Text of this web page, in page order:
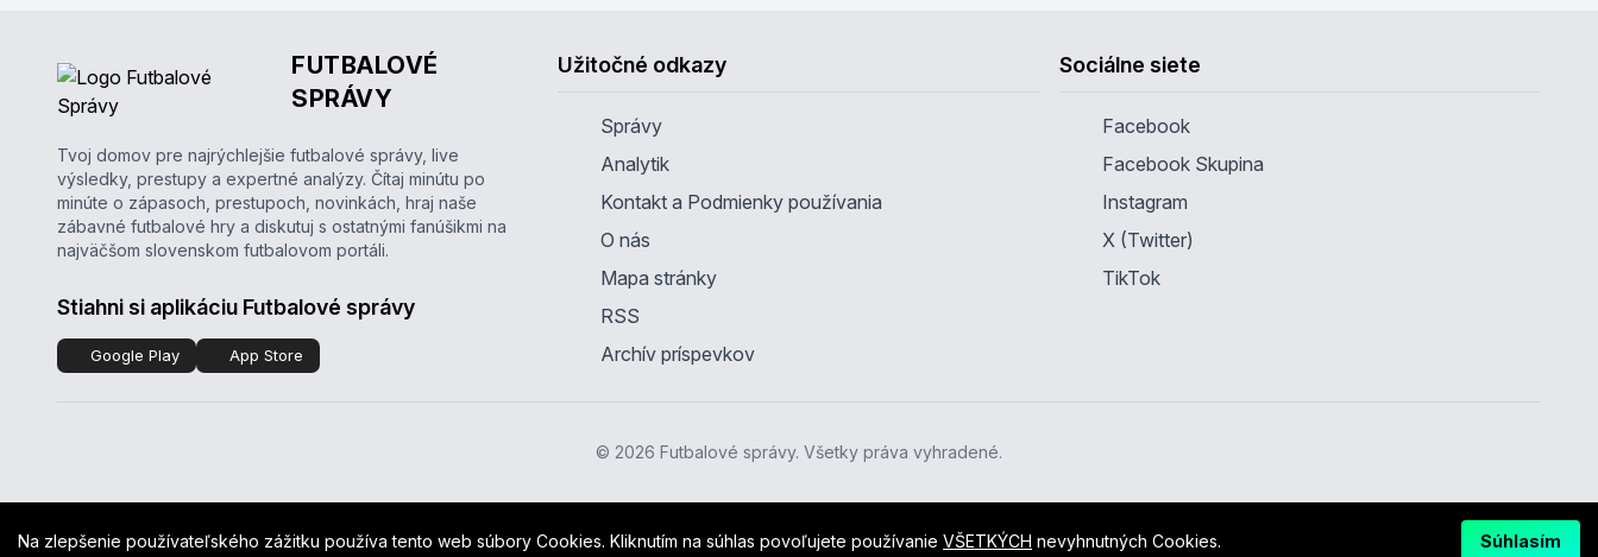
FUTBALOVÉ
SPRÁVY
Tvoj domov pre najrýchlejšie futbalové správy, live
výsledky, prestupy a expertné analýzy. Čítaj minútu po
minúte o zápasoch, prestupoch, novinkách, hraj naše
zábavné futbalové hry a diskutuj s ostatnými fanúšikmi na
najväčšom slovenskom futbalovom portáli.
Stiahni si aplikáciu Futbalové správy
Google Play App Store
Užitočné odkazy
Správy
Analytik
Kontakt a Podmienky používania
O nás
Mapa stránky
RSS
Archív príspevkov
Sociálne siete
Facebook
Facebook Skupina
Instagram
X (Twitter)
TikTok
© 2026 Futbalové správy. Všetky práva vyhradené.
Na zlepšenie používateľského zážitku používa tento web súbory Cookies. Kliknutím na súhlas povoľujete používanie VŠETKÝCH nevyhnutných Cookies. Súhlasím